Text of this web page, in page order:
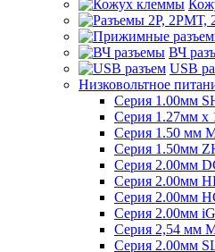
ВЧ
USB
Низковольтное
Серия 1.00мм
Серия 1.27мм
Серия 1.50 мм
Серия 1.50мм
Серия 2.00мм
Серия 2.00мм
Серия 2.00мм
Серия 2.00мм
Серия 2,54 мм
Серия 2.00мм